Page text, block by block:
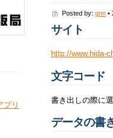
Posted by: gnn•
サイト
http://www.hida-
文字コード
書き出しの際に
データの書
プリ